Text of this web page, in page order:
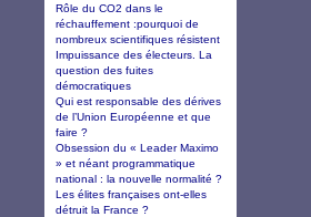
Rôle du CO2 dans le
réchauffement :pourquoi de
nombreux scientifiques résistent
Impuissance des électeurs. La
question des fuites
démocratiques
Qui est responsable des dérives
de l’Union Européenne et que
faire ?
Obsession du « Leader Maximo
» et néant programmatique
national : la nouvelle normalité ?
Les élites françaises ont-elles
détruit la France ?